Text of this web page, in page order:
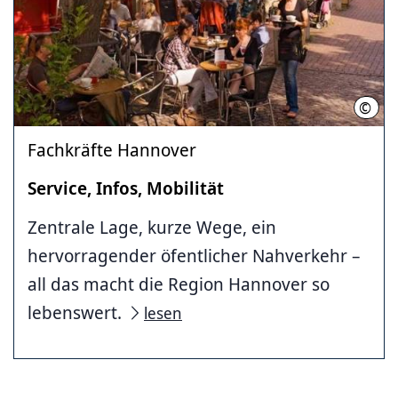
©
Fachkräfte Hannover
Service, Infos, Mobilität
Zentrale Lage, kurze Wege, ein
hervorragender öfentlicher Nahverkehr –
all das macht die Region Hannover so
lebenswert.
lesen